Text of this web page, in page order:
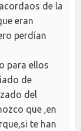
de la
eran
perdían
para ellos
de
del
que ,en
te han